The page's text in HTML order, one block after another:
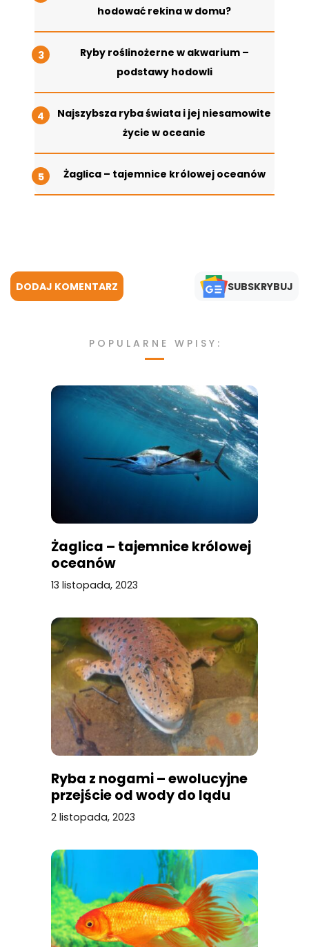
hodować rekina w domu?
Ryby roślinożerne w akwarium –
podstawy hodowli
Najszybsza ryba świata i jej niesamowite
życie w oceanie
Żaglica – tajemnice królowej oceanów
DODAJ KOMENTARZ SUBSKRYBUJ
POPULARNE WPISY:
Żaglica – tajemnice królowej
oceanów
13 listopada, 2023
Ryba z nogami – ewolucyjne
przejście od wody do lądu
2 listopada, 2023